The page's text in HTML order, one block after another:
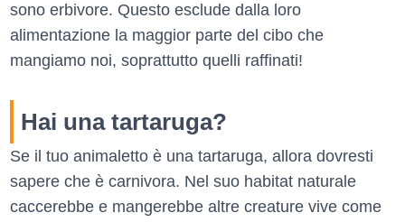
sono erbivore. Questo esclude dalla loro
alimentazione la maggior parte del cibo che
mangiamo noi, soprattutto quelli raffinati!
Hai una tartaruga?
Se il tuo animaletto è una tartaruga, allora dovresti
sapere che è carnivora. Nel suo habitat naturale
caccerebbe e mangerebbe altre creature vive come